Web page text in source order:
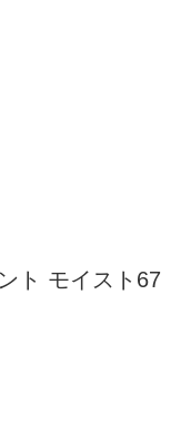
ト モイスト67